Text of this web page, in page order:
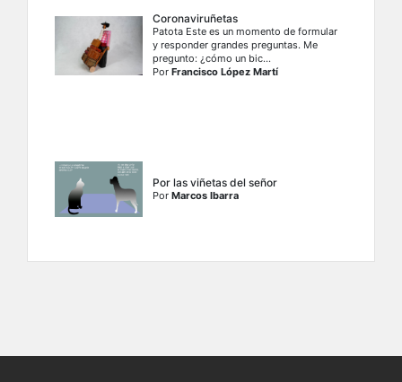
Coronaviruñetas
Patota Este es un momento de formular
y responder grandes preguntas. Me
pregunto: ¿cómo un bic...
PorFrancisco López Martí
Por las viñetas del señor
PorMarcos Ibarra